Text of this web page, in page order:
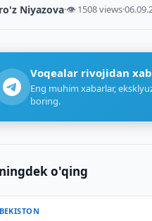
Niyazova·👁 1508 views·
Voqealar rivojidan
Eng muhim xabarlar,
boring.
o'qing